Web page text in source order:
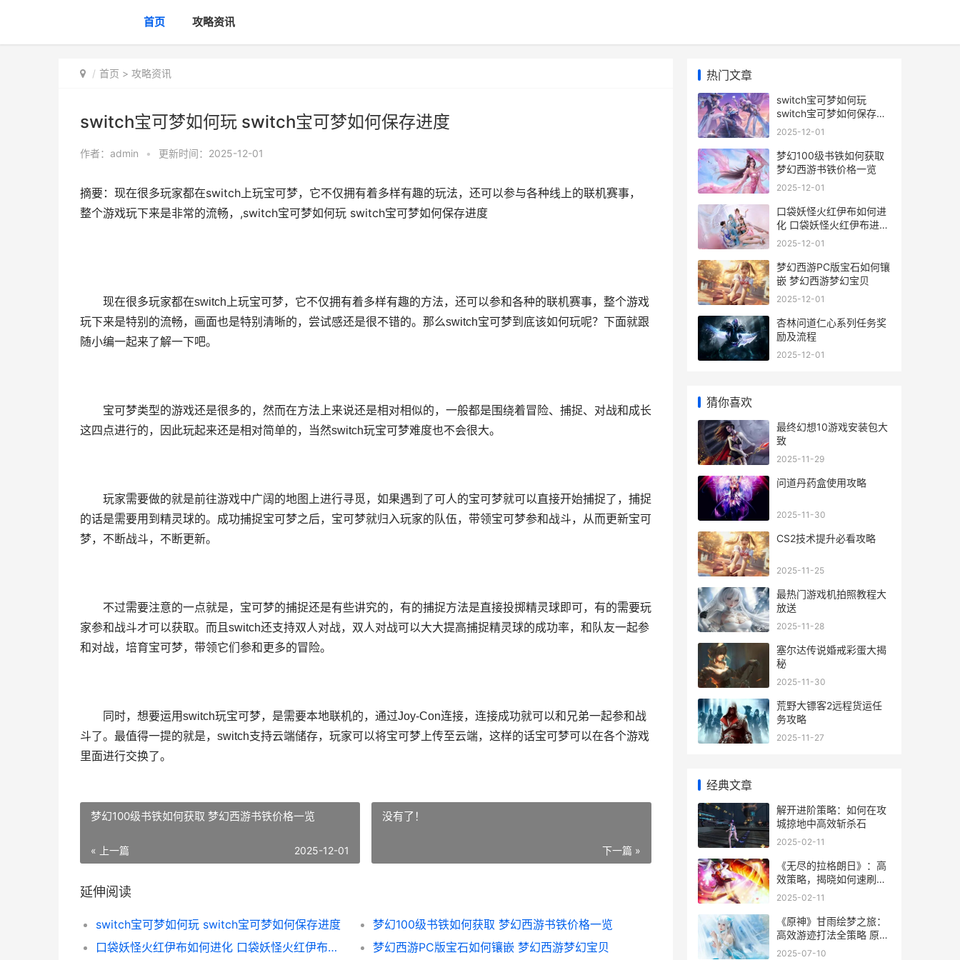
首页 攻略资讯
首页 > 攻略资讯
switch宝可梦如何玩 switch宝可梦如何保存进度
作者： admin • 更新时间：2025-12-01
摘要：现在很多玩家都在switch上玩宝可梦，它不仅拥有着多样有趣的玩法，还可以参与各种线上的联机赛事，
整个游戏玩下来是非常的流畅，,switch宝可梦如何玩 switch宝可梦如何保存进度
现在很多玩家都在switch 上玩宝可梦，它不仅拥有着多样有趣的方法，还可以参和各种的联机赛事，整个游戏
玩下来是特别的流畅，画面也是特别清晰的，尝试感还是很不错的。那么switch宝可梦到底该如何玩呢？下面就跟
随小编一起来了解一下吧。
宝可梦类型的游戏还是很多的，然而在方法上来说还是相对相似的，一般都是围绕着冒险、捕捉、对战和成长
这四点进行的，因此玩起来还是相对简单的，当然switch玩宝可梦难度也不会很大。
玩家需要做的就是前往游戏中广阔的地图上进行寻觅，如果遇到了可人的宝可梦就可以直接开始捕捉了，捕捉
的话是需要用到精灵球的。成功捕捉宝可梦之后，宝可梦就归入玩家的队伍，带领宝可梦参和战斗，从而更新宝可
梦，不断战斗，不断更新。
不过需要注意的一点就是，宝可梦的捕捉还是有些讲究的，有的捕捉方法是直接投掷精灵球即可，有的需要玩
家参和战斗才可以获取。而且switch还支持双人对战，双人对战可以大大提高捕捉精灵球的成功率，和队友一起参
和对战，培育宝可梦，带领它们参和更多的冒险。
同时，想要运用switch玩宝可梦，是需要本地联机的，通过Joy-Con连接，连接成功就可以和兄弟一起参和战
斗了。最值得一提的就是，switch支持云端储存，玩家可以将宝可梦上传至云端，这样的话宝可梦可以在各个游戏
里面进行交换了。
梦幻100级书铁如何获取 梦幻西游书铁价格一览
« 上一篇 2025-12-01
没有了！
下一篇 »
延伸阅读
switch宝可梦如何玩 switch宝可梦如何保存进度
梦幻100级书铁如何获取 梦幻西游书铁价格一览
口袋妖怪火红伊布如何进化 口袋妖怪火红伊布进化什么形态最厉害
梦幻西游PC版宝石如何镶嵌 梦幻西游梦幻宝贝
热门文章
switch宝可梦如何玩
switch宝可梦如何保存进
度
2025-12-01
梦幻100级书铁如何获取
梦幻西游书铁价格一览
2025-12-01
口袋妖怪火红伊布如何进
化 口袋妖怪火红伊布进化
什么形态最厉害
2025-12-01
梦幻西游PC版宝石如何镶
嵌 梦幻西游梦幻宝贝
2025-12-01
杏林问道仁心系列任务奖
励及流程
2025-12-01
猜你喜欢
最终幻想10游戏安装包大
致
2025-11-29
问道丹药盒使用攻略
2025-11-30
CS2技术提升必看攻略
2025-11-25
最热门游戏机拍照教程大
放送
2025-11-28
塞尔达传说婚戒彩蛋大揭
秘
2025-11-30
荒野大镖客2远程货运任
务攻略
2025-11-27
经典文章
解开进阶策略：如何在攻
城掠地中高效斩杀石
2025-02-11
《无尽的拉格朗日》：高
效策略，揭晓如何速刷最
佳开局号！
2025-02-11
《原神》甘雨绘梦之旅：
高效游迹打法全策略 原神
甘雨画师是谁
2025-07-10